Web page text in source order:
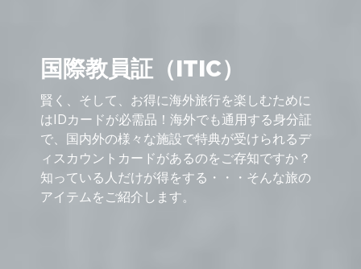
国際教員証（ITIC）
賢く、そして、お得に海外旅行を楽しむために
はIDカードが必需品！海外でも通用する身分証
で、国内外の様々な施設で特典が受けられるデ
ィスカウントカードがあるのをご存知ですか？
知っている人だけが得をする・・・そんな旅の
アイテムをご紹介します。